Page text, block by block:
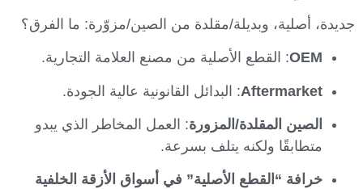
جديدة، أصلية، وبديلة/مقلدة من الصين/مزوّرة: ما الفرق؟
OEM: القطع الأصلية من مصنع العلامة التجارية.
Aftermarket: البدائل القانونية عالية الجودة.
الصين المقلدة/المزورة: العمل المخاطر الذي يبدو
متطابقًا ولكنه يتلف بسرعة.
خرافة “القطع الأصلية” في أسواق الأزقة الخلفية